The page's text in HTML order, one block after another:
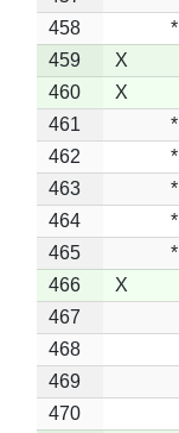
458
*
459
X
460
X
461
*
462
*
463
*
464
*
465
*
466
X
467
468
469
470